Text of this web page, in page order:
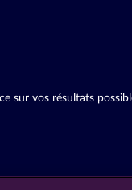
sur vos résultats